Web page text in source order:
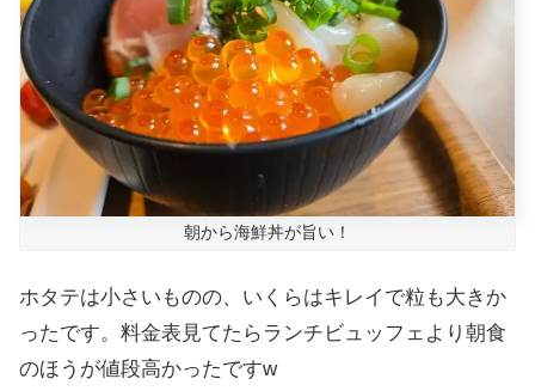
朝から海鮮丼が旨い！
ホタテは小さいものの、いくらはキレイで粒も大きか
ったです。料金表見てたらランチビュッフェより朝食
のほうが値段高かったですw